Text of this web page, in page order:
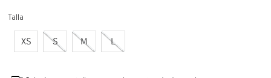
Talla
XS S M L